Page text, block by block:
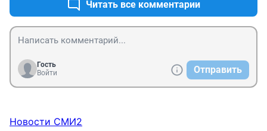
Читать все комментарии
Гость
Войти
Отправить
Новости СМИ2